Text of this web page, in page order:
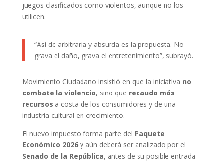
juegos clasificados como violentos, aunque no los
utilicen.
“Así de arbitraria y absurda es la propuesta. No
grava el daño, grava el entretenimiento”, subrayó.
Movimiento Ciudadano insistió en que la iniciativa no
combate la violencia, sino que recauda más
recursos a costa de los consumidores y de una
industria cultural en crecimiento.
El nuevo impuesto forma parte del Paquete
Económico 2026y aún deberá ser analizado por el
Senado de la República, antes de su posible entrada